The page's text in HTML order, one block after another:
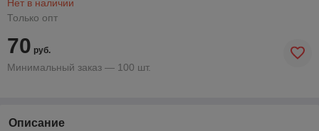
Нет в наличии
Только опт
70 руб.
Минимальный заказ — 100 шт.
Описание